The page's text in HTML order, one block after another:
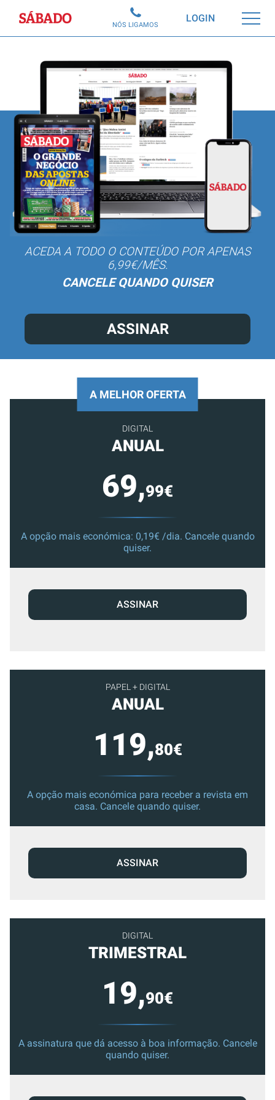
Sábado LOGIN
NÓS LIGAMOS
ACEDA A TODO O CONTEÚDO POR APENAS
6,99€/MÊS.
CANCELE QUANDO QUISER
ASSINAR
PAPEL + DIGITAL
ANUAL
119,80€
A opção mais económica para receber a revista em
casa. Cancele quando quiser.
ASSINAR
DIGITAL
TRIMESTRAL
19,90€
A assinatura que dá acesso à boa informação. Cancele
quando quiser.
A MELHOR OFERTA
DIGITAL
ANUAL
69,99€
A opção mais económica: 0,19€ /dia. Cancele quando
quiser.
ASSINAR